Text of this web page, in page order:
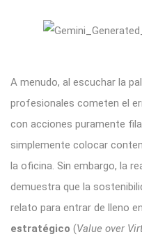
A menudo, al escuchar la
profesionales cometen el
con acciones puramente
simplemente colocar
la oficina. Sin embargo, la
demuestra que la
relato para entrar de lleno
estratégico (Value over